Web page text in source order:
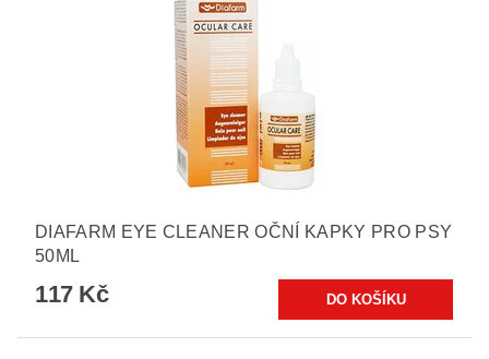
DIAFARM EYE CLEANER OČNÍ KAPKY PRO PSY
50ML
117 Kč